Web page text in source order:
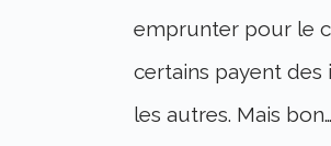
emprunter pour le
certains payent
les autres. Mais bon…